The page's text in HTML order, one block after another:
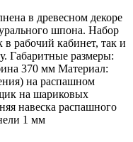
в древесном декоре
шпона. Набор
рабочий кабинет, так и
Габаритные размеры:
370 мм Материал:
на распашном
на шариковых
навеска распашного
1 мм